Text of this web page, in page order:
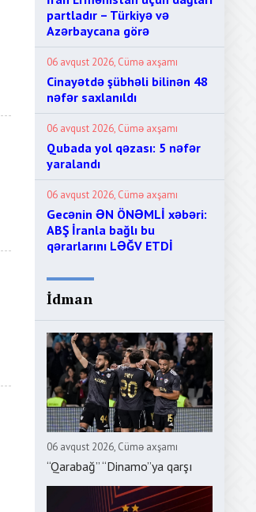
partladır – Türkiyə və
Azərbaycana görə
06 avqust 2026, Cümə axşamı
Cinayətdə şübhəli bilinən 48
nəfər saxlanıldı
06 avqust 2026, Cümə axşamı
Qubada yol qəzası: 5 nəfər
yaralandı
06 avqust 2026, Cümə axşamı
Gecənin ƏN ÖNƏMLİ xəbəri:
ABŞ İranla bağlı bu
qərarlarını LƏĞV ETDİ
İdman
06 avqust 2026, Cümə axşamı
“Qarabağ” “Dinamo”ya qarşı